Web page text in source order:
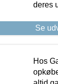
deres
Se
Hos